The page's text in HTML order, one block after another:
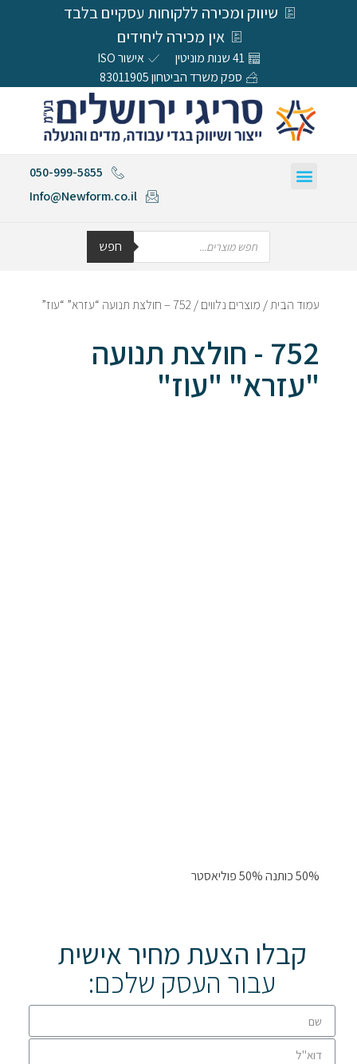
שיווק ומכירה ללקוחות עסקיים בלבד
אין מכירה ליחידים
41 שנות מוניטין
אישור ISO
ספק משרד הביטחון 83011905
050-999-5855
Info@Newform.co.il
חפש
עמוד הבית/ מוצרים נלווים/ 752 – חולצת תנועה “עזרא” “עוז”
752 - חולצת תנועה
"עזרא" "עוז"
50% כותנה 50% פוליאסטר
קבלו הצעת מחיר אישית
עבור העסק שלכם: